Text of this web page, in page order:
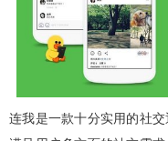
连我是一款十分实用的社